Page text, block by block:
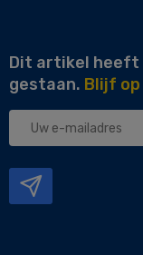
Dit artikel heeft
gestaan. Blijf
Uw